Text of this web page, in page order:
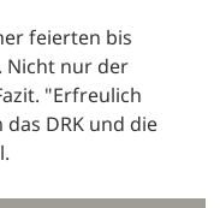
feierten bis
Nicht nur der
"Erfreulich
DRK und die